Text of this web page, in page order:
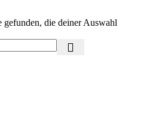
gefunden, die deiner Auswahl